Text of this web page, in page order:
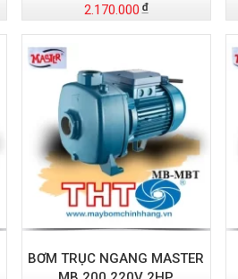
2.170.000
BƠM TRỤC NGANG MASTER